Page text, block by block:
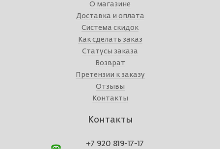
О магазине
Доставка и оплата
Система скидок
Как сделать заказ
Статусы заказа
Возврат
Претензии к заказу
Отзывы
Контакты
Контакты
+7 920 819-17-17